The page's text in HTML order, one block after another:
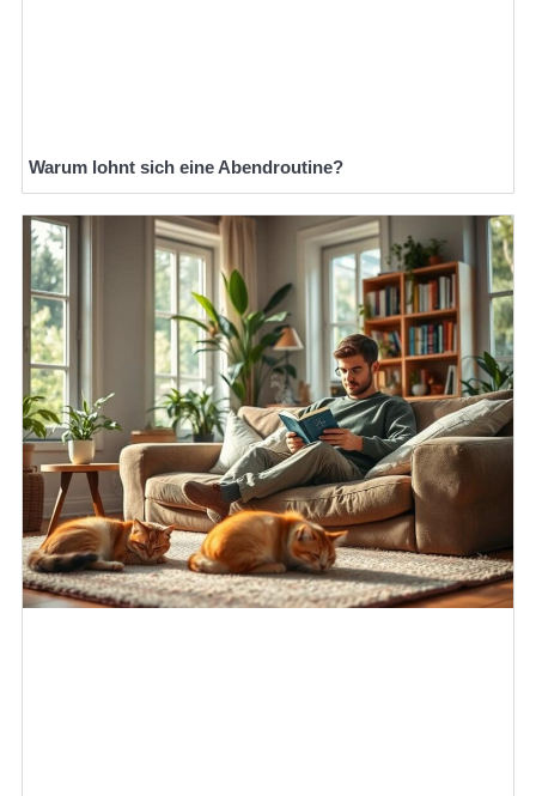
Warum lohnt sich eine Abendroutine?